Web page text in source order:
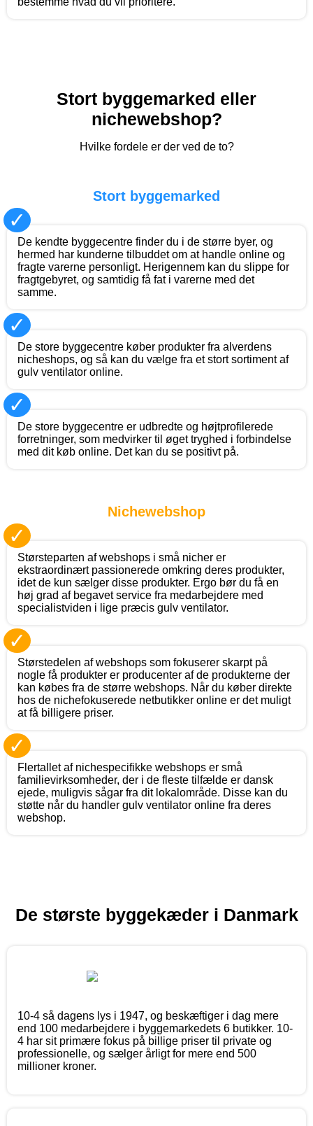
Stort byggemarked eller
nichewebshop?
Hvilke fordele er der ved de to?
Stort byggemarked
✓
De kendte byggecentre finder du i de større byer, og
hermed har kunderne tilbuddet om at handle online og
fragte varerne personligt. Herigennem kan du slippe for
fragtgebyret, og samtidig få fat i varerne med det
samme.
✓
De store byggecentre køber produkter fra alverdens
nicheshops, og så kan du vælge fra et stort sortiment af
gulv ventilator online.
✓
De store byggecentre er udbredte og højtprofilerede
forretninger, som medvirker til øget tryghed i forbindelse
med dit køb online. Det kan du se positivt på.
Nichewebshop
✓
Størsteparten af webshops i små nicher er
ekstraordinært passionerede omkring deres produkter,
idet de kun sælger disse produkter. Ergo bør du få en
høj grad af begavet service fra medarbejdere med
specialistviden i lige præcis gulv ventilator.
✓
Størstedelen af webshops som fokuserer skarpt på
nogle få produkter er producenter af de produkterne der
kan købes fra de større webshops. Når du køber direkte
hos de nichefokuserede netbutikker online er det muligt
at få billigere priser.
✓
Flertallet af nichespecifikke webshops er små
familievirksomheder, der i de fleste tilfælde er dansk
ejede, muligvis sågar fra dit lokalområde. Disse kan du
støtte når du handler gulv ventilator online fra deres
webshop.
De største byggekæder i Danmark
10-4 så dagens lys i 1947, og beskæftiger i dag mere
end 100 medarbejdere i byggemarkedets 6 butikker. 10-
4 har sit primære fokus på billige priser til private og
professionelle, og sælger årligt for mere end 500
millioner kroner.